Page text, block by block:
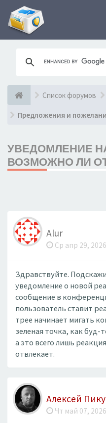
Список форумов
Предложения и
УВЕДОМЛЕНИЕ
ВОЗМОЖНО ЛИ
Alur
Ср апр 29,
Здравствуйте.
уведомление о новой
сообщение в
пользователь ставит
трее начинает мигать
зеленая точка, как
а это всего лишь
отвлекает.
Алексей
Чт май 07,